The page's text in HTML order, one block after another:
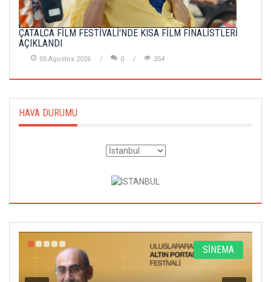
ÇATALCA FİLM FESTİVALİ'NDE KISA FİLM FİNALİSTLERİ
AÇIKLANDI
05 Agustos 2026 0 354
HAVA DURUMU
SİNEMA